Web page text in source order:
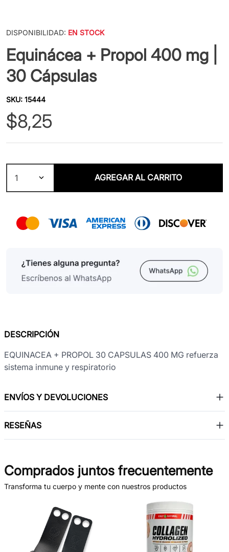
DISPONIBILIDAD: EN STOCK
Equinácea + Propol 400 mg |
30 Cápsulas
SKU:15444
$8,25
1 AGREGAR AL CARRITO
DESCRIPCIÓN
EQUINACEA + PROPOL 30 CAPSULAS 400 MG refuerza
sistema inmune y respiratorio
ENVÍOS Y DEVOLUCIONES
RESEÑAS
Comprados juntos frecuentemente
Transforma tu cuerpo y mente con nuestros productos